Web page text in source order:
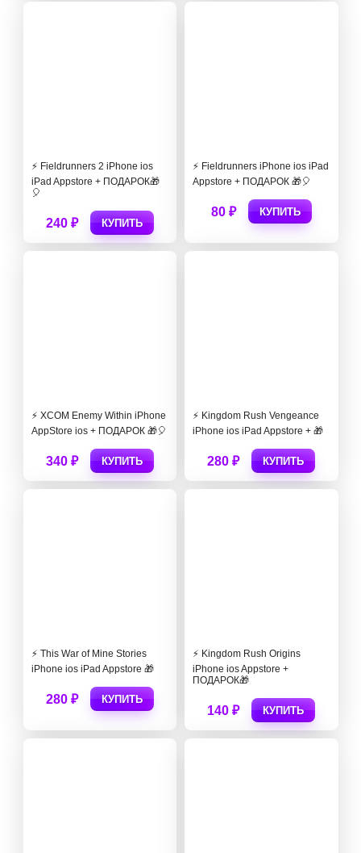
⚡ Fieldrunners 2 iPhone ios
iPad Appstore + ПОДАРОК🎁
🎈
240 ₽ КУПИТЬ
⚡ Fieldrunners iPhone ios iPad
Appstore + ПОДАРОК 🎁🎈
80 ₽ КУПИТЬ
⚡️ XCOM Enemy Within iPhone
AppStore ios + ПОДАРОК 🎁🎈
340 ₽ КУПИТЬ
⚡️ Kingdom Rush Vengeance
iPhone ios iPad Appstore + 🎁
280 ₽ КУПИТЬ
⚡️ This War of Mine Stories
iPhone ios iPad Appstore 🎁
280 ₽ КУПИТЬ
⚡️ Kingdom Rush Origins
iPhone ios Appstore +
ПОДАРОК🎁
140 ₽ КУПИТЬ